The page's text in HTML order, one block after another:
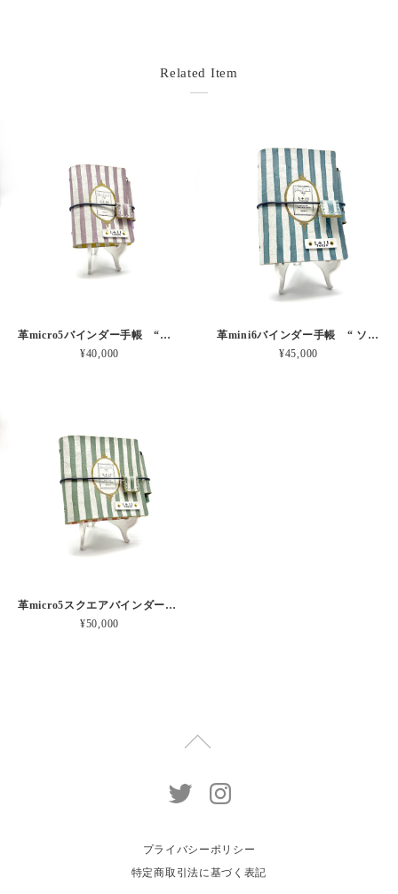
Related Item
革micro5バインダー手帳 “ブルーベリー・レモンシェイク 昼下がりのお茶会” 本革
¥40,000
革mini6バインダー手帳 “ ソーダ・セサミシェイク 昼下がりのお茶会” 本革
¥45,000
革micro5スクエアバインダー手帳 “ メロン・イチゴシェイク 昼下がりのお茶会” 本革
¥50,000
プライバシーポリシー
特定商取引法に基づく表記